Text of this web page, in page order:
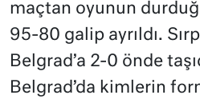
maçtan oyunun
95-80 galip ayrıldı.
Belgrad’a 2-0 önde
Belgrad’da kimlerin